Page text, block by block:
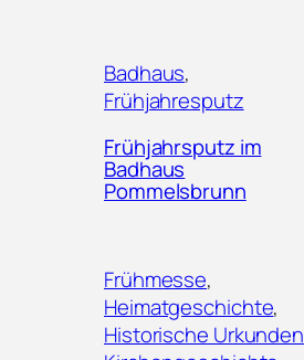
Badhaus
Frühjahresputz
Frühjahrsputz im
Badhaus
Pommelsbrunn
Frühmesse
Heimatgeschichte
Historische Urkunden